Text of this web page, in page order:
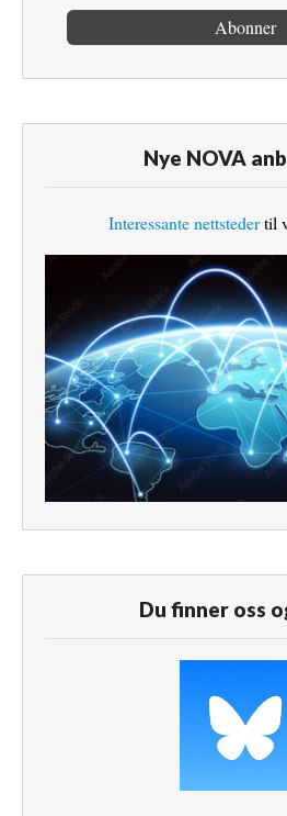
Nye NOVA
Interessante nettstedertil
Du finner oss